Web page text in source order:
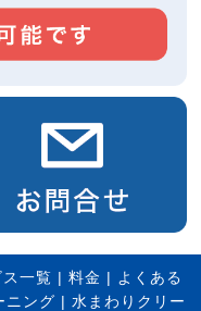
一覧 | 料金 | よくある
ニング | 水まわりクリー